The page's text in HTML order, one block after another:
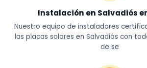
Instalación en Salvadiós
Nuestro equipo de instaladores
las placas solares en Salvadiós con
de se